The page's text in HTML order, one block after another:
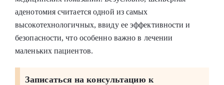
аденотомия считается одной из самых
высокотехнологичных, ввиду ее эффективности и
безопасности, что особенно важно в лечении
маленьких пациентов.
Записаться на консультацию к